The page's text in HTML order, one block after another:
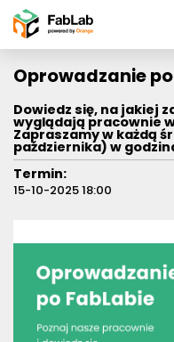
Pomiń
nawigację
Oprowadzanie
Dowiedz się, na jakiej
wyglądają pracownie
Zapraszamy w każdą
października) w
Termin:
15-10-2025 18:00